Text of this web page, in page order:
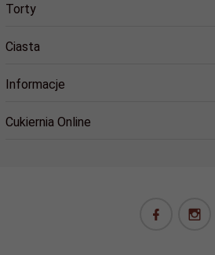
Torty
Ciasta
Informacje
Cukiernia Online